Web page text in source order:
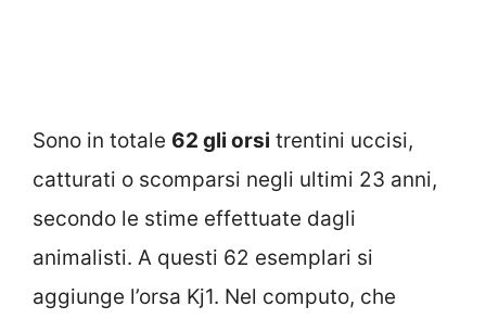
Sono in totale 62 gli orsi trentini uccisi,
catturati o scomparsi negli ultimi 23 anni,
secondo le stime effettuate dagli
animalisti. A questi 62 esemplari si
aggiunge l’orsa Kj1. Nel computo, che